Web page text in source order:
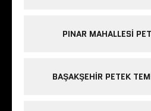
PINAR MAHALLESI
BAŞAKŞEHIR PETEK